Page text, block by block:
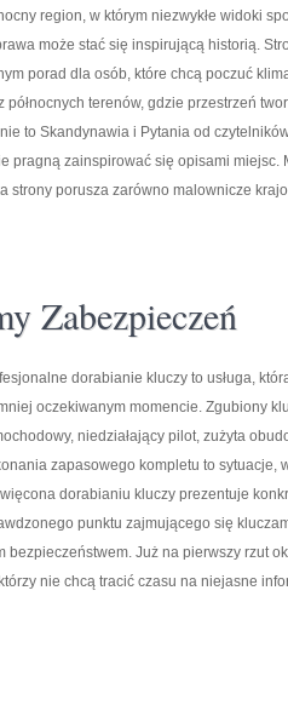
region, w którym niezwykłe widoki
może stać się inspirującą historią.
porad dla osób, które chcą poczuć
północnych terenów, gdzie przestrzeń
to Skandynawia i Pytania od
pragną zainspirować się opisami miejsc.
strony porusza zarówno malownicze
Zabezpieczeń
dorabianie kluczy to usługa,
oczekiwanym momencie. Zgubiony
niedziałający pilot, zużyta
zapasowego kompletu to sytuacje,
dorabianiu kluczy prezentuje
punktu zajmującego się
bezpieczeństwem. Już na pierwszy rzut
nie chcą tracić czasu na niejasne